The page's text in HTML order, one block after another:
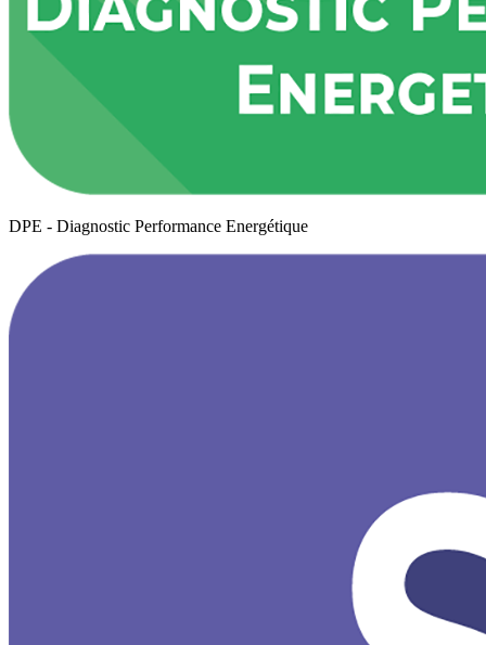
DPE - Diagnostic Performance Energétique